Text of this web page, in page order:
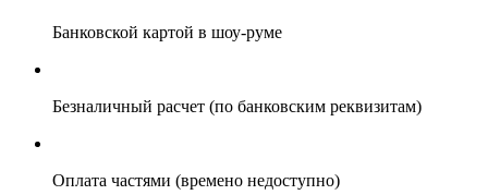
Банковской картой в шоу-руме
Безналичный расчет (по банковским реквизитам)
Оплата частями (времено недоступно)